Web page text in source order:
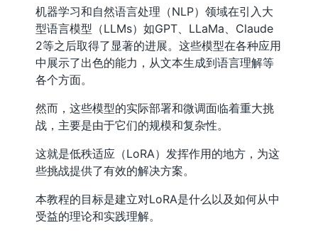
机器学习和自然语言处理（NLP）领域在引入大
型语言模型（LLMs）如GPT、LLaMa、Claude
2等之后取得了显著的进展。这些模型在各种应用
中展示了出色的能力，从文本生成到语言理解等
各个方面。
然而，这些模型的实际部署和微调面临着重大挑
战，主要是由于它们的规模和复杂性。
这就是低秩适应（LoRA）发挥作用的地方，为这
些挑战提供了有效的解决方案。
本教程的目标是建立对LoRA是什么以及如何从中
受益的理论和实践理解。